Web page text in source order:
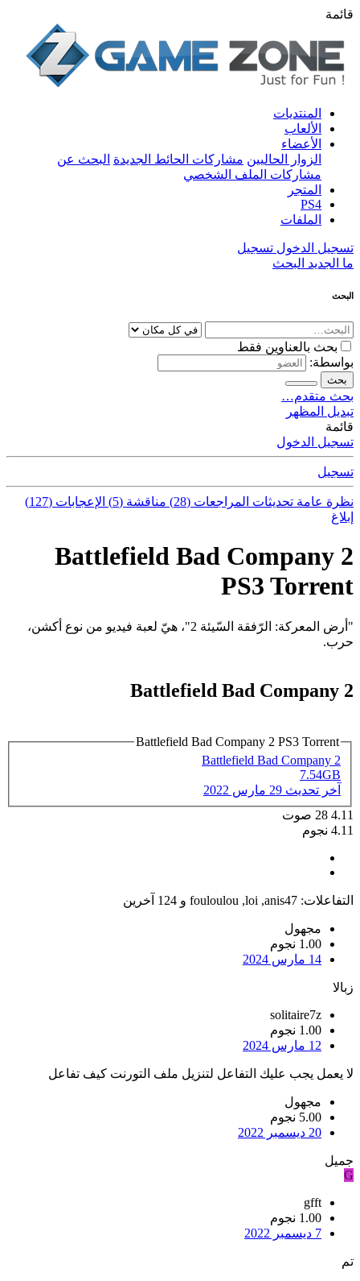
قائمة
المنتديات
الألعاب
الأعضاء
الزوار الحاليين مشاركات الحائط الجديدة البحث عن
مشاركات الملف الشخصي
المتجر
PS4
الملفات
تسجيل الدخول تسجيل
ما الجديد البحث
البحث
بحث بالعناوين فقط
بواسطة:
بحث
بحث متقدم…
تبديل المظهر
قائمة
تسجيل الدخول
تسجيل
نظرة عامة تحديثات المراجعات (28) مناقشة (5)
الإعجابات (127)
إبلاغ
Battlefield Bad Company 2
PS3 Torrent
"أرض المعركة: الرّفقة السّيئة 2"، هيّ لعبة فيديو من نوع أكشن،
حرب.
Battlefield Bad Company 2
Battlefield Bad Company 2 PS3 Torrent
Battlefield Bad Company 2
7.54GB
آخر تحديث 29 مارس 2022
4.11
28 صوت
4.11 نجوم
التفاعلات: anis47
,
loi
,
fouloulou و 124 آخرين
مجهول
1.00 نجوم
14 مارس 2024
زبالا
solitaire7z
1.00 نجوم
12 مارس 2024
لا يعمل يجب عليك التفاعل لتنزيل ملف التورنت كيف تفاعل
مجهول
5.00 نجوم
20 ديسمبر 2022
جميل
G
gfft
1.00 نجوم
7 ديسمبر 2022
تم